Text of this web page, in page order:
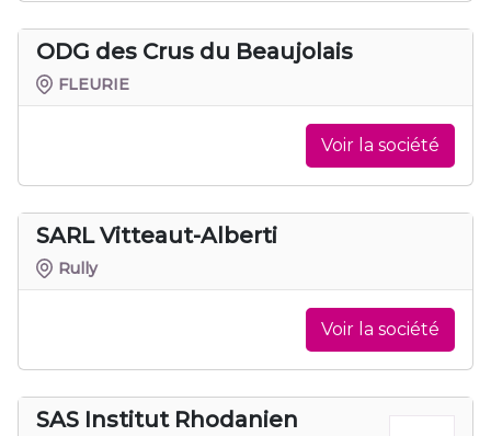
ODG des Crus du Beaujolais
FLEURIE
Voir la société
SARL Vitteaut-Alberti
Rully
Voir la société
SAS Institut Rhodanien